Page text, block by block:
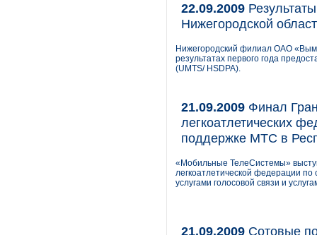
22.09.2009
Нижегородской
Нижегородский филиал ОАО
результатах первого года
(UMTS/ HSDPA).
21.09.2009 Финал
легкоатлетических
поддержке МТС в
«Мобильные ТелеСистемы»
легкоатлетической федерации по
услугами голосовой связи и
21.09.2009 Сотовые